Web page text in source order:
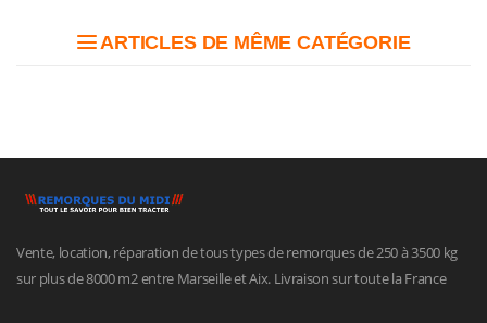
ARTICLES DE MÊME CATÉGORIE
Vente, location, réparation de tous types de remorques de 250 à 3500 kg
sur plus de 8000 m2 entre Marseille et Aix. Livraison sur toute la France